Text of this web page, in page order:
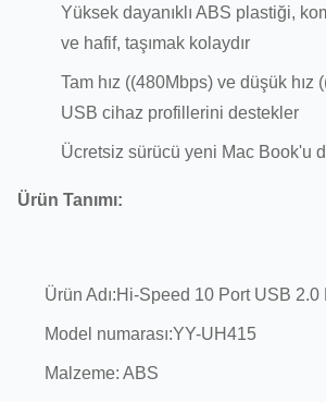
Yüksek dayanıklı ABS plastiği,
ve hafif, taşımak kolaydır
Tam hız ((480Mbps) ve düşük hız
USB cihaz profillerini destekler
Ücretsiz sürücü yeni Mac Book'u
Ürün Tanımı:
Ürün Adı:Hi-Speed 10 Port USB 2.0
Model numarası:YY-UH415
Malzeme: ABS